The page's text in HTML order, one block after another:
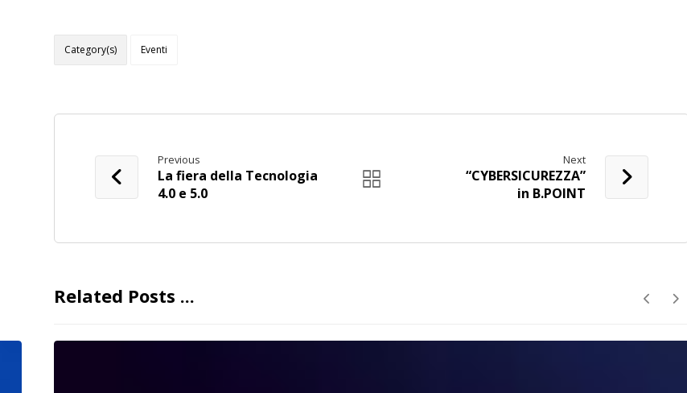
Category(s) Eventi
Previous
La fiera della Tecnologia
4.0 e 5.0
Next
“CYBERSICUREZZA”
in B.POINT
Related Posts ...